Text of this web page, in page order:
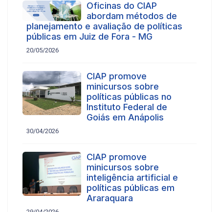
Oficinas do CIAP
abordam métodos de
planejamento e avaliação de políticas
públicas em Juiz de Fora - MG
20/05/2026
CIAP promove
minicursos sobre
políticas públicas no
Instituto Federal de
Goiás em Anápolis
30/04/2026
CIAP promove
minicursos sobre
inteligência artificial e
políticas públicas em
Araraquara